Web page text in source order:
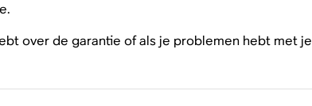
over de garantie of als je problemen hebt met